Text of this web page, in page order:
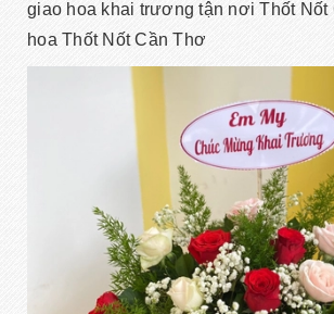
giao hoa khai trương tận nơi Thốt Nốt
hoa Thốt Nốt Cần Thơ